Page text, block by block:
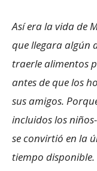
Así era la vida de
que llegara algún
traerle alimentos
antes de que los
sus amigos.
incluidos los
se convirtió en la
tiempo